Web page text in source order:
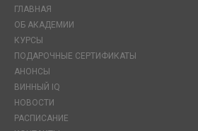
ГЛАВНАЯ
ОБ АКАДЕМИИ
КУРСЫ
ПОДАРОЧНЫЕ СЕРТИФИКАТЫ
АНОНСЫ
ВИННЫЙ IQ
НОВОСТИ
РАСПИСАНИЕ